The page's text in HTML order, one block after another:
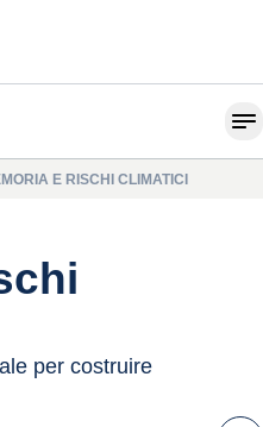
E RISCHI CLIMATICI
per costruire